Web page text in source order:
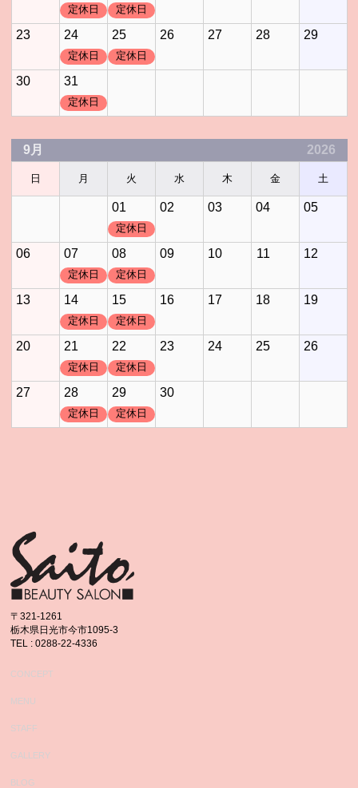
定休日 定休日
23 24
定休日
25
定休日
26 27 28 29
30 31
定休日
9月 2026
日 月 火 水 木 金 土
01
定休日
02 03 04 05
06 07
定休日
08
定休日
09 10 11 12
13 14
定休日
15
定休日
16 17 18 19
20 21
定休日
22
定休日
23 24 25 26
27 28
定休日
29
定休日
30
〒321-1261
栃木県日光市今市1095-3
TEL : 0288-22-4336
CONCEPT
MENU
STAFF
GALLERY
BLOG